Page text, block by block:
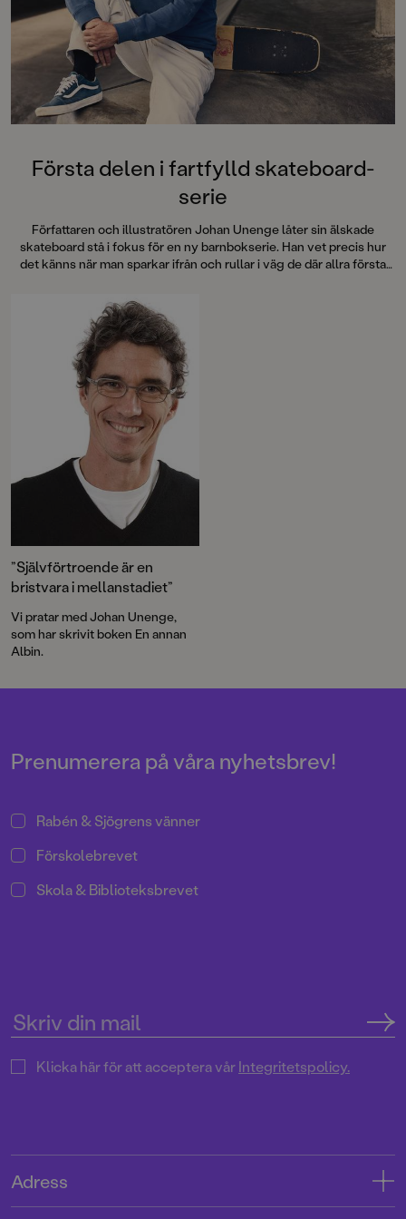
Första delen i fartfylld skateboard-
serie
Författaren och illustratören Johan Unenge låter sin älskade
skateboard stå i fokus för en ny barnbokserie. Han vet precis hur
det känns när man sparkar ifrån och rullar i väg de där allra första
Skateboardklubben Blåmärket!
”Självförtroende är en
bristvara i mellanstadiet”
Vi pratar med Johan Unenge,
som har skrivit boken En annan
Albin.
Prenumerera på våra nyhetsbrev!
Rabén & Sjögrens vänner
Förskolebrevet
Skola & Biblioteksbrevet
Klicka här för att acceptera vårIntegritetspolicy.
Adress